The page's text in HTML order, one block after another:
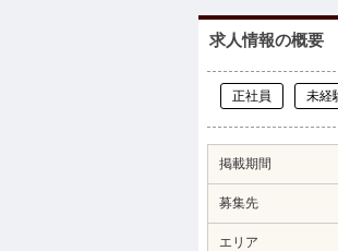
求人情報の概要
正社員 未経
掲載期間
募集先
エリア